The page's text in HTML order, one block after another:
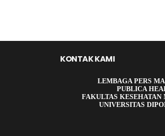
KONTAK KAMI
LEMBAGA PERS
PUBLICA
FAKULTAS KESEHATAN
UNIVERSITAS